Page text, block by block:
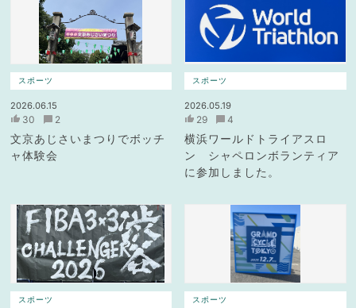
スポーツ
2026.06.15
30 2
文京あじさいまつりでボッチ
ャ体験会
スポーツ
2026.05.19
29 4
横浜ワールドトライアスロ
ン シャペロンボランティア
に参加しました。
スポーツ スポーツ